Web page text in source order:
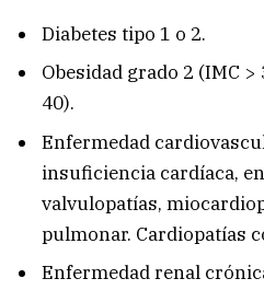
Diabetes tipo 1 o 2.
Obesidad grado 2 (IMC >
40).
Enfermedad
insuficiencia cardíaca,
valvulopatías,
pulmonar. Cardiopatías
Enfermedad renal